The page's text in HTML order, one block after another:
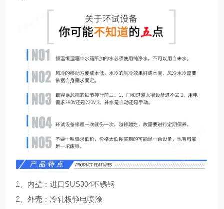
1、内壁：进口SUS304不锈钢
2、外壳：冷轧板静电喷涂